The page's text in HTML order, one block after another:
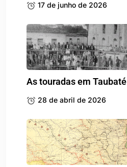
17 de junho de 2026
As touradas em Taubaté
28 de abril de 2026